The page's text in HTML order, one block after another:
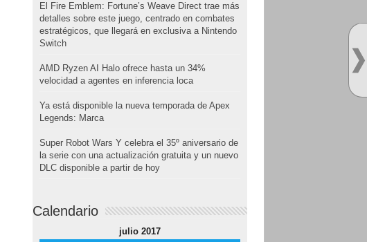
El Fire Emblem: Fortune’s Weave Direct trae más
detalles sobre este juego, centrado en combates
estratégicos, que llegará en exclusiva a Nintendo
Switch
AMD Ryzen AI Halo ofrece hasta un 34%
velocidad a agentes en inferencia loca
Ya está disponible la nueva temporada de Apex
Legends: Marca
Super Robot Wars Y celebra el 35º aniversario de
la serie con una actualización gratuita y un nuevo
DLC disponible a partir de hoy
Calendario
julio 2017